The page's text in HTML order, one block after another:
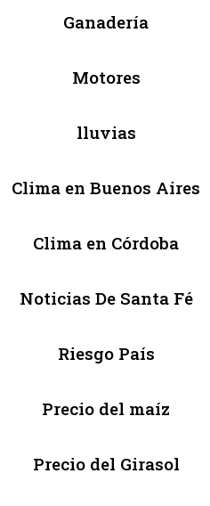
Ganadería
Motores
lluvias
Clima en Buenos Aires
Clima en Córdoba
Noticias De Santa Fé
Riesgo País
Precio del maíz
Precio del Girasol